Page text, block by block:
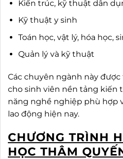
Kiến trúc, kỹ thuật dân
Kỹ thuật y sinh
Toán học, vật lý, hóa học,
Quản lý và kỹ thuật
Các chuyên ngành này
cho sinh viên nền tảng kiến
năng nghề nghiệp phù hợp
lao động hiện nay.
CHƯƠNG TRÌNH
HỌC THÂM